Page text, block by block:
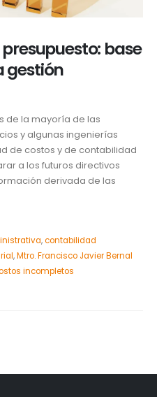
presupuesto: base
gestión
de la mayoría de las
y algunas ingenierías
de costos y de contabilidad
a los futuros directivos
derivada de las
,contabilidad
,Mtro. Francisco Javier Bernal
incompletos